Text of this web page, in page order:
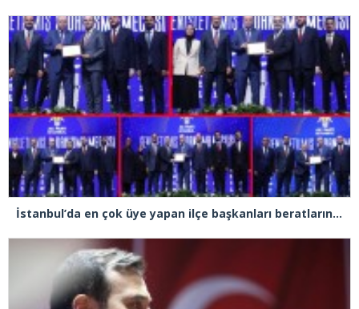
İstanbul’da en çok üye yapan ilçe başkanları beratlarını Cumhurbaşkanı Erdoğan’ın elinden aldı